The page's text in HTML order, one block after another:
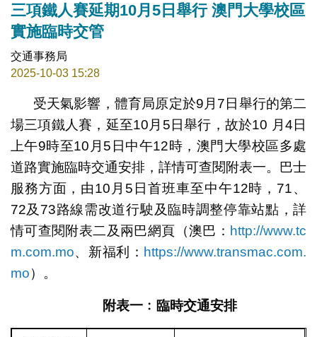
三項鐵人賽延期10月5日舉行 澳門大學校區
實施臨時交管
交通事務局
2025-10-03 15:28
受天氣影響，體育局原定於9月7日舉行的第二
場三項鐵人賽，延至10月5日舉行，故於10 月4日
上午9時至10月5日中午12時，澳門大學校區多處
道路實施臨時交通安排，詳情可查閱附表一。巴士
服務方面，由10月5日首班車至中午12時，71、
72及73路線需改道行駛及臨時調整停靠站點，詳
情可查閱附表二及兩巴網頁（澳巴： http://www.tc
m.com.mo、新福利： https://www.transmac.com.
mo）。
附表一﹕臨時交通安排